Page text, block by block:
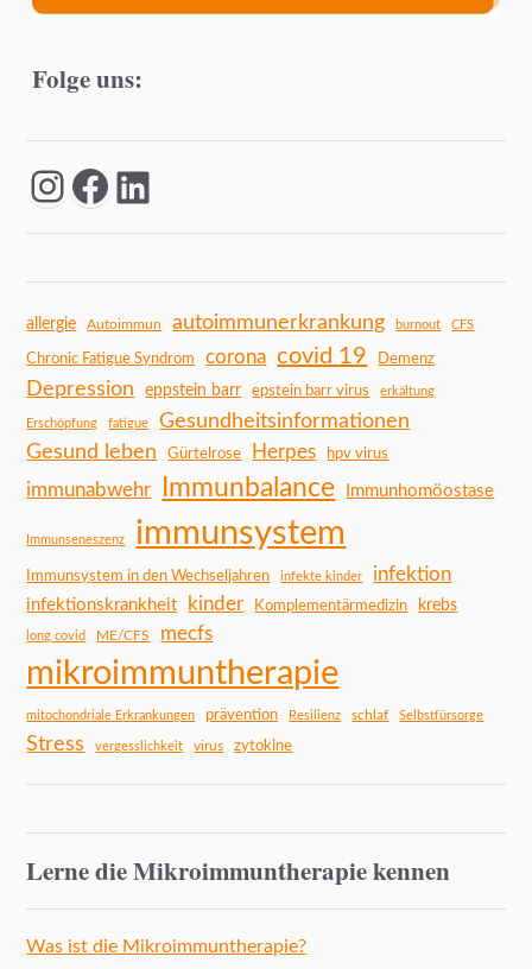
Folge uns:
allergie Autoimmun autoimmunerkrankung burnout CFS
Chronic Fatigue Syndrom corona covid 19 Demenz
Depression eppstein barr epstein barr virus erkältung
Erschöpfung fatigue Gesundheitsinformationen
Gesund leben Gürtelrose Herpes hpv virus
immunabwehr Immunbalance Immunhomöostase
Immunseneszenz immunsystem
Immunsystem in den Wechseljahren infekte kinder infektion
infektionskrankheit kinder Komplementärmedizin krebs
long covid ME/CFS mecfs
mikroimmuntherapie
mitochondriale Erkrankungen prävention Resilienz schlaf Selbstfürsorge
Stress vergesslichkeit virus zytokine
Lerne die Mikroimmuntherapie kennen
Was ist die Mikroimmuntherapie?